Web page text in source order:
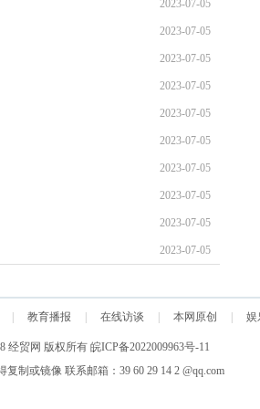
2023-07-05
2023-07-05
2023-07-05
2023-07-05
2023-07-05
2023-07-05
2023-07-05
2023-07-05
2023-07-05
2023-07-05
教育播报 在线访谈 本网原创 娱
经贸网 版权所有 皖ICP备2022009963号-11
制或镜像 联系邮箱：39 60 29 14 2 @qq.com